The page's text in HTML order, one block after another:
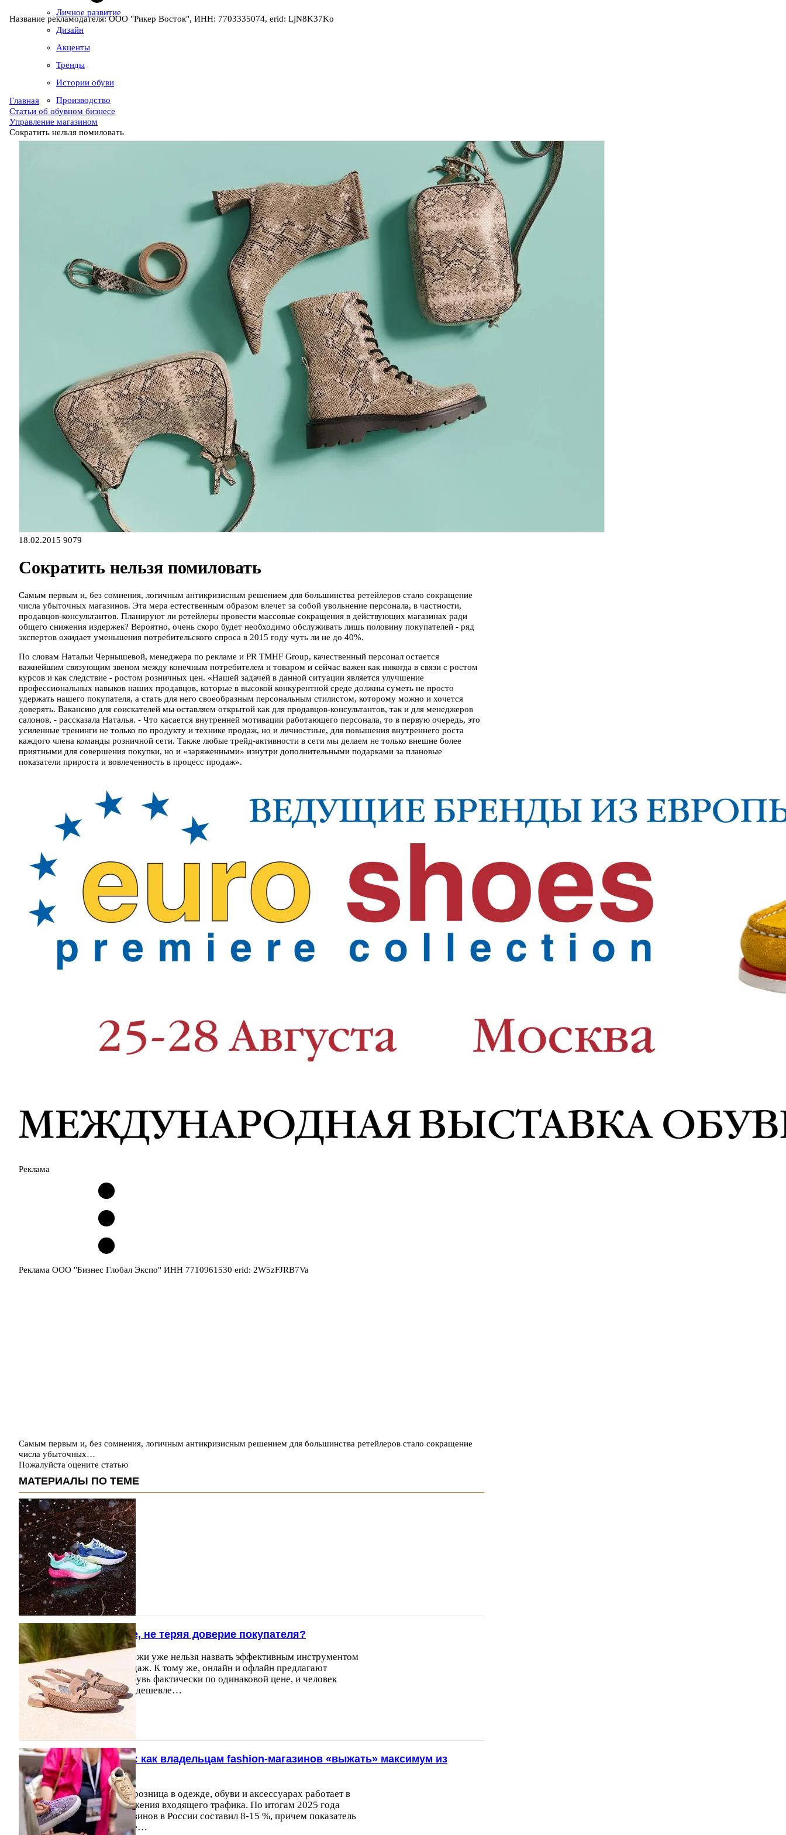
Личное развитие
Дизайн
Акценты
Тренды
Истории обуви
Производство
Название рекламодателя: ООО "Рикер Восток", ИНН: 7703335074, erid: LjN8K37Ko
Главная
Статьи об обувном бизнесе
Управление магазином
Сократить нельзя помиловать
18.02.2015 9079
Сократить нельзя помиловать
Самым первым и, без сомнения, логичным антикризисным решением для большинства ретейлеров стало сокращение
числа убыточных магазинов. Эта мера естественным образом влечет за собой увольнение персонала, в частности,
продавцов-консультантов. Планируют ли ретейлеры провести массовые сокращения в действующих магазинах ради
общего снижения издержек? Вероятно, очень скоро будет необходимо обслуживать лишь половину покупателей - ряд
экспертов ожидает уменьшения потребительского спроса в 2015 году чуть ли не до 40%.
По словам Натальи Чернышевой, менеджера по рекламе и PR TMHF Group, качественный персонал остается
важнейшим связующим звеном между конечным потребителем и товаром и сейчас важен как никогда в связи с ростом
курсов и как следствие - ростом розничных цен. «Нашей задачей в данной ситуации является улучшение
профессиональных навыков наших продавцов, которые в высокой конкурентной среде должны суметь не просто
удержать нашего покупателя, а стать для него своеобразным персональным стилистом, которому можно и хочется
доверять. Вакансию для соискателей мы оставляем открытой как для продавцов-консультантов, так и для менеджеров
салонов, - рассказала Наталья. - Что касается внутренней мотивации работающего персонала, то в первую очередь, это
усиленные тренинги не только по продукту и технике продаж, но и личностные, для повышения внутреннего роста
каждого члена команды розничной сети. Также любые трейд-активности в сети мы делаем не только внешне более
приятными для совершения покупки, но и «заряженными» изнутри дополнительными подарками за плановые
показатели прироста и вовлеченность в процесс продаж».
Реклама
Реклама ООО "Бизнес Глобал Экспо" ИНН 7710961530 erid: 2W5zFJRB7Va
Самым первым и, без сомнения, логичным антикризисным решением для большинства ретейлеров стало сокращение
числа убыточных…
Пожалуйста оцените статью
МАТЕРИАЛЫ ПО ТЕМЕ
Как продавать больше, не теряя доверие покупателя?
Сегодня скидки и распродажи уже нельзя назвать эффективным инструментом
для выполнения плана продаж. К тому же, онлайн и офлайн предлагают
конечному потребителю обувь фактически по одинаковой цене, и человек
часто выбирает не там, где дешевле…
07.07.2026 4531
«Когда клиентов мало: как владельцам fashion-магазинов «выжать» максимум из
каждого зашедшего»
В последние годы офлайн-розница в одежде, обуви и аксессуарах работает в
условиях устойчивого снижения входящего трафика. По итогам 2025 года
спад трафика офлайн-магазинов в России составил 8-15 %, причем показатель
покупок в офлайн-сегменте…